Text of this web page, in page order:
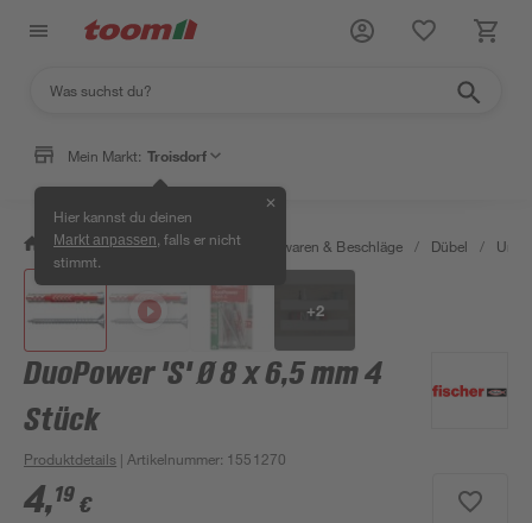
Mein Markt: Troisdorf
Hier kannst du deinen
Markt anpassen , falls er nicht
stimmt.
✕
/ Werkstatt & Maschinen / Eisenwaren & Beschläge / Dübel /
+2
DuoPower 'S' Ø 8 x 6,5 mm 4
Stück
Produktdetails | Artikelnummer: 1551270
4,19 €